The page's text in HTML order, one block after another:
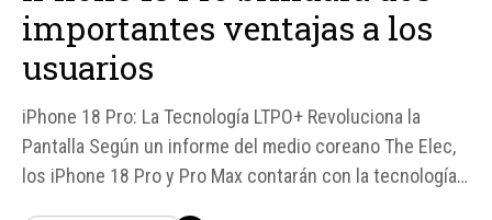
importantes ventajas a los
usuarios
iPhone 18 Pro: La Tecnología LTPO+ Revoluciona la
Pantalla Según un informe del medio coreano The Elec,
los iPhone 18 Pro y Pro Max contarán con la tecnología